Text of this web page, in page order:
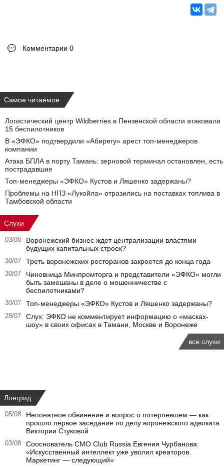
Комментарии 0
Самое читаемое
Логистический центр Wildberries в Пензенской области атаковали
15 беспилотников
В «ЭФКО» подтвердили «Абирегу» арест топ-менеджеров
компании
Атака БПЛА в порту Тамань: зерновой терминал остановлен, есть
пострадавшие
Топ-менеджеры «ЭФКО» Кустов и Ляшенко задержаны?
Проблемы на НПЗ «Лукойла» отразились на поставках топлива в
Тамбовской области
Слухи
03/08
Воронежский бизнес ждет централизации властями
будущих капитальных строек?
30/07 Треть воронежских ресторанов закроется до конца года
30/07
Чиновница Минпромторга и представители «ЭФКО» могли
быть замешаны в деле о мошенничестве с
беспилотниками?
30/07 Топ-менеджеры «ЭФКО» Кустов и Ляшенко задержаны?
28/07
Слух: ЭФКО не комментирует информацию о «масках-
шоу» в своих офисах в Тамани, Москве и Воронеже
все слухи
Лонгрид
05/08
Непонятное обвинение и вопрос о потерпевшем — как
прошло первое заседание по делу воронежского адвоката
Виктории Стуковой
03/08
Сооснователь CMO Club Russia Евгения Чурбанова:
«Искусственный интеллект уже уволил креаторов.
Маркетинг — следующий»